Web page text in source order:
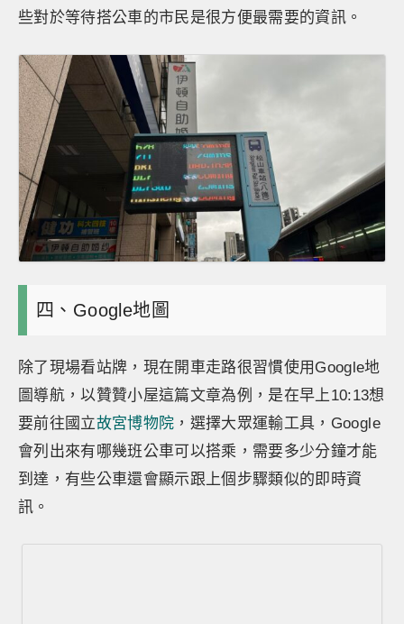
些對於等待搭公車的市民是很方便最需要的資訊。
四、Google地圖
除了現場看站牌，現在開車走路很習慣使用Google地
圖導航，以贊贊小屋這篇文章為例，是在早上10:13想
要前往國立故宮博物院 ，選擇大眾運輸工具，Google
會列出來有哪幾班公車可以搭乘，需要多少分鐘才能
到達，有些公車還會顯示跟上個步驟類似的即時資
訊。